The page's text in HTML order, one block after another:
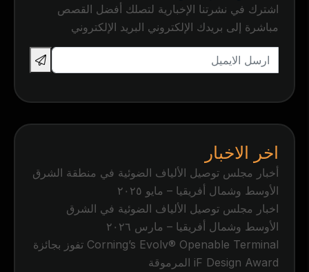
اشترك في نشرتنا الإخبارية لتصلك أفضل القصص
مباشرة إلى بريدك الإلكتروني البريد الإلكتروني
اخر الاخبار
أخبار مجلس توصيل الألياف الضوئية في منطقة الشرق
الأوسط وشمال أفريقيا – مايو ٢٠٢٥
اخبار مجلس توصيل الألياف الضوئية في الشرق
الأوسط وشمال أفريقيا – مارس ٢٠٢٦
Corning’s Evolv® Openable Terminal تفوز بجائزة
iF Design Award المرموقة